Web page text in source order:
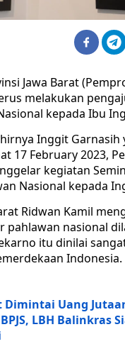
Jawa Barat
melakukan
kepada Ibu
Inggit Garnasih
17 February 2023,
kegiatan
Nasional kepada
Ridwan Kamil
pahlawan nasional
itu dinilai
Indonesia.
Dimintai Uang
LBH Balinkras